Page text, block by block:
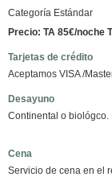
Categoría Estándar
Precio: TA 85€/noche
Tarjetas de crédito
Aceptamos VISA /
Desayuno
Continental o biológco.
Cena
Servicio de cena en el